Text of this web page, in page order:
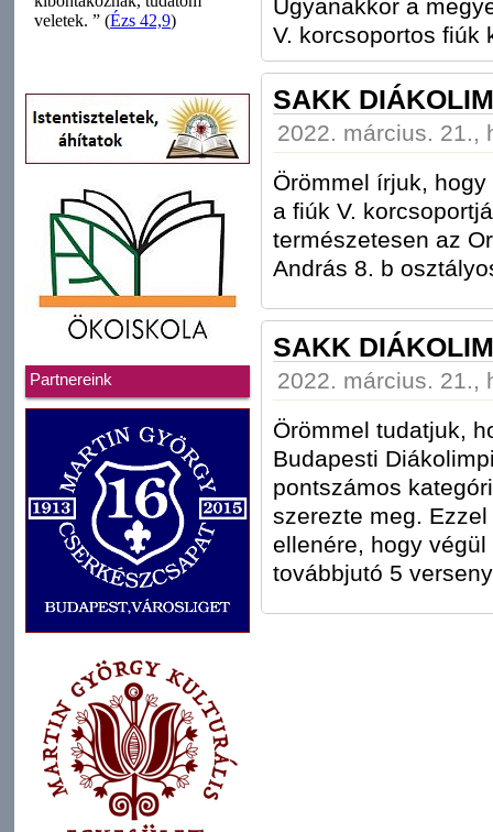
Partnereink
Ugyanakkor a
V. korcsoportos fiúk
SAKK
2022. március. 21.,
Örömmel írjuk,
a fiúk V.
természetesen az
András 8. b
SAKK
2022. március. 21.,
Örömmel tudatjuk,
Budapesti
pontszámos
szerezte meg.
ellenére, hogy
továbbjutó 5